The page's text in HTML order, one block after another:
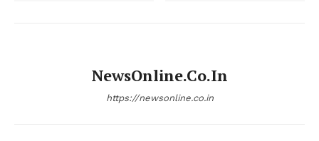
NewsOnline.co.in
https://newsonline.co.in